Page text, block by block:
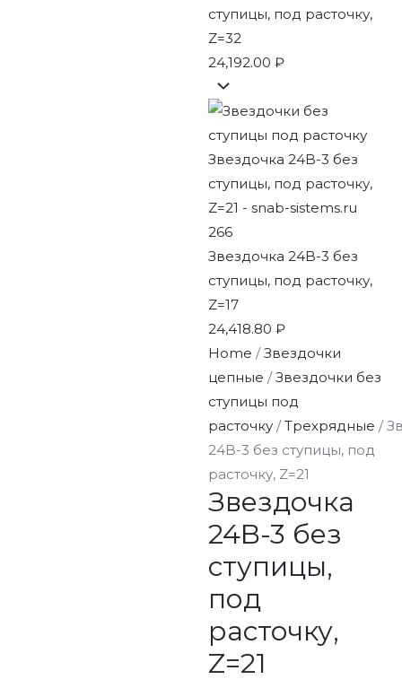
ступицы, под расточку,
Z=32
24,192.00₽
Звездочка 24B-3 без
ступицы, под расточку,
Z=17
24,418.80₽
Home /Звездочки
цепные /Звездочки без
ступицы под
расточку /Трехрядные /
24B-3 без ступицы, под
расточку, Z=21
Звездочка
24B-3 без
ступицы,
под
расточку,
Z=21